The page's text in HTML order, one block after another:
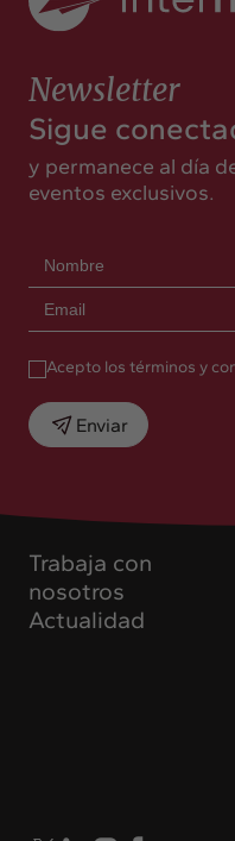
Trabaja con
nosotros
Actualidad
Newsletter
Sigue
y permanece al día
eventos exclusivos.
Acepto los términos y
Enviar